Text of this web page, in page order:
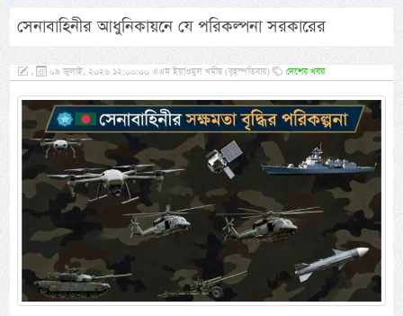
সেনাবাহিনীর আধুনিকায়নে যে পরিকল্পনা সরকারের
, ০৯ জুলাই, ২০২৬ ১২:০০:০০ এএম ইয়াওমুল খমীছ (বৃহস্পতিবার) দেশের খবর